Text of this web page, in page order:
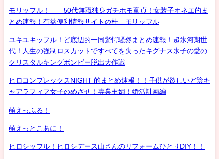
モリッフル！ 50代無職独身ガチホモ童貞！女装子オネエ的ま
とめ速報！有益便利情報サイトの杜 モリッフル
ユキユキッフル！ど底辺的一同驚愕騒然まとめ速報！超氷河期世
代！人生の強制ロスカットですべてを失ったキグナス氷子の愛の
クリスタルキングボンビー脱出大作戦
ヒロコンプレックスNIGHT 的まとめ速報！！子供が欲しいど陰キ
ャアラフィフ女子のめざせ！専業主婦！婚活計画編
萌えっふる！
萌えっとこあに！
ヒロシッフル！ヒロシデース山さんのリフォームひとりDIY！！